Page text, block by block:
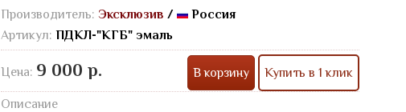
Производитель: Эксклюзив /
Россия
Артикул: ПДКЛ-"КГБ" эмаль
Цена: 9 000 р. В корзину Купить в 1 клик
Описание